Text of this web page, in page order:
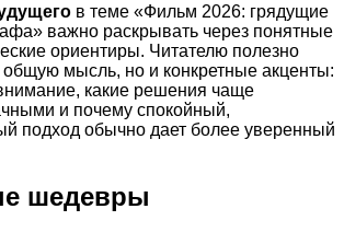
в теме «Фильм 2026: грядущие
важно раскрывать через понятные
ориентиры. Читателю полезно
общую мысль, но и конкретные акценты:
какие решения чаще
и почему спокойный,
подход обычно дает более уверенный
шедевры